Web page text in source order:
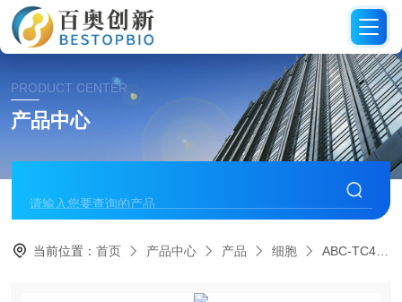
PRODUCT CENTER
产品中心
当前位置：首页 产品中心 产品 细胞 ABC-TC4357AcceGen人囊性纤维化外周血单个核细胞